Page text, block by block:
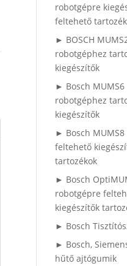
robotgépre
feltehető
► BOSCH
robotgéphez
kiegészítők
► Bosch MUMS6
robotgéphez
kiegészítők
► Bosch
feltehető
tartozékok
► Bosch
robotgépre
kiegészítők
► Bosch
► Bosch,
hűtő ajtógumik